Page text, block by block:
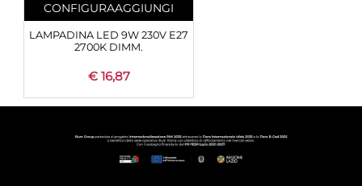
CONFIGURAAGGIUNGI
LAMPADINA LED 9W 230V E27
2700K DIMM.
€ 16,87